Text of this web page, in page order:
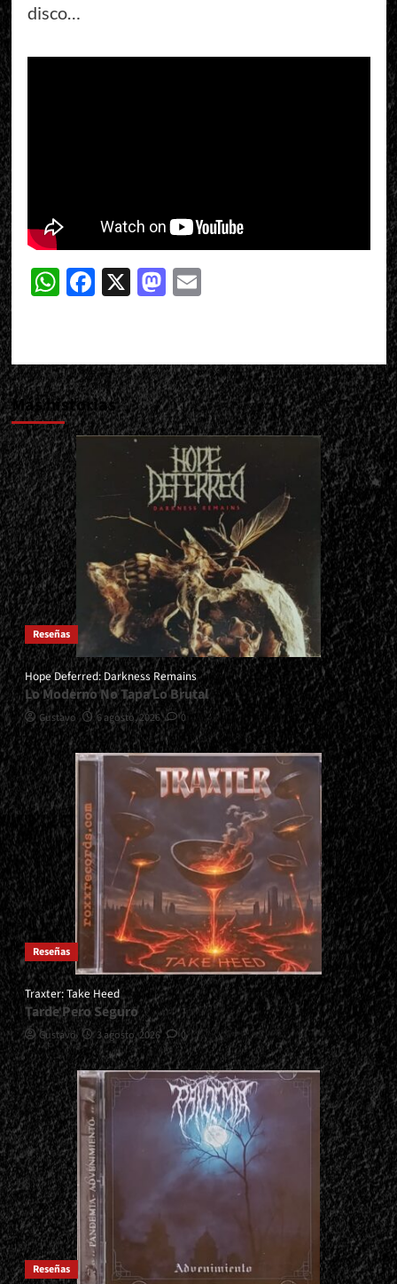
disco…
WhatsApp
Facebook
X Mastodon
Email
Más historias
Reseñas
Hope Deferred: Darkness Remains
Lo Moderno No Tapa Lo Brutal
Gustavo 6 agosto, 2026 0
Reseñas
Traxter: Take Heed
Tarde Pero Seguro
Gustavo 3 agosto, 2026 0
Reseñas